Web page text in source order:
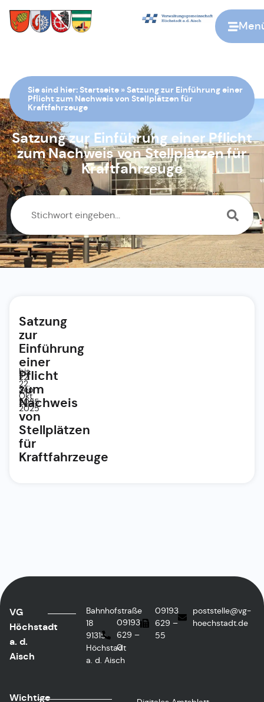
Sie sind hier:Startseite »Satzung zur Einführung einer
Pflicht zum Nachweis von Stellplätzen für
Kraftfahrzeuge
Satzung zur Einführung einer Pflicht
zum Nachweis von Stellplätzen für
Kraftfahrzeuge
22.
Sep.
2025
bis
22.
Okt.
2025
Satzung
zur
Einführung
einer
Pflicht
zum
Nachweis
von
Stellplätzen
für
Kraftfahrzeuge
VG
Höchstadt
a. d.
Aisch
Bahnhofstraße
18
91315
Höchstadt
a. d. Aisch
09193
629 –
0
09193
629 –
55
poststelle@vg-
hoechstadt.de
Wichtige